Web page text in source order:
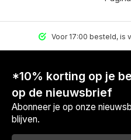
Voor 17:00 besteld, is
*10% korting op je
op de nieuwsbrief
Abonneer je op onze
blijven.